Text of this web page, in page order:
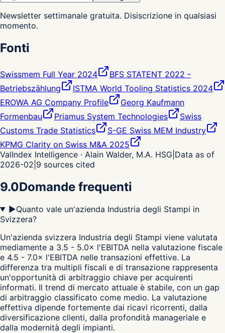
Newsletter settimanale gratuita. Disiscrizione in qualsiasi
momento.
Fonti
Swissmem Full Year 2024
BFS STATENT 2022 -
Betriebszählung
ISTMA World Tooling Statistics 2024
EROWA AG Company Profile
Georg Kaufmann
Formenbau
Priamus System Technologies
Swiss
Customs Trade Statistics
S-GE Swiss MEM Industry
KPMG Clarity on Swiss M&A 2025
ValIndex Intelligence · Alain Walder, M.A. HSG Data as of
2026-02 9 sources cited
9.0Domande frequenti
▶Quanto vale un'azienda Industria degli Stampi in
Svizzera?
Un'azienda svizzera Industria degli Stampi viene valutata
mediamente a 3.5 - 5.0× l'EBITDA nella valutazione fiscale
e 4.5 - 7.0× l'EBITDA nelle transazioni effettive. La
differenza tra multipli fiscali e di transazione rappresenta
un'opportunità di arbitraggio chiave per acquirenti
informati. Il trend di mercato attuale è stabile, con un gap
di arbitraggio classificato come medio. La valutazione
effettiva dipende fortemente dai ricavi ricorrenti, dalla
diversificazione clienti, dalla profondità manageriale e
dalla modernità degli impianti.